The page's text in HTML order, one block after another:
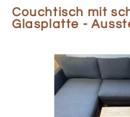
Couchtisch mit
Glasplatte -